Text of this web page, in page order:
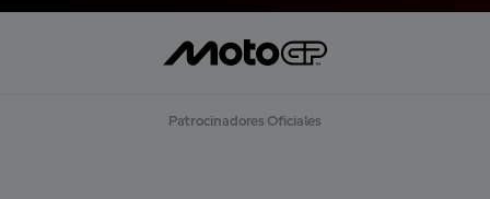
Patrocinadores Oficiales